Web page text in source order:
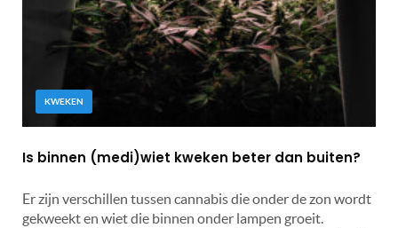
KWEKEN
Is binnen (medi)wiet kweken beter dan buiten?
Er zijn verschillen tussen cannabis die onder de zon wordt
gekweekt en wiet die binnen onder lampen groeit.